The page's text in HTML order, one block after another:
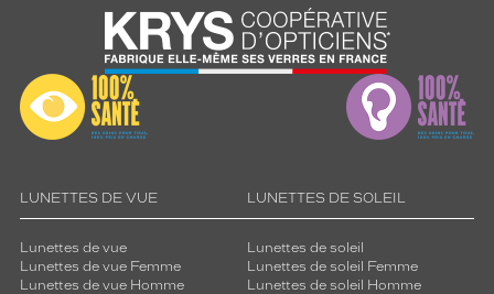
LUNETTES DE VUE
Lunettes de vue
Lunettes de vue Femme
Lunettes de vue Homme
LUNETTES DE SOLEIL
Lunettes de soleil
Lunettes de soleil Femme
Lunettes de soleil Homme